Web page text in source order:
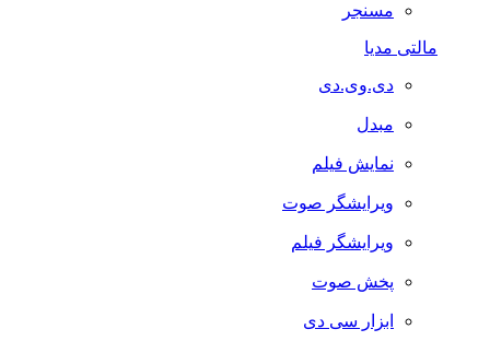
مسنجر
مالتی مدیا
دی.وی.دی
مبدل
نمایش فیلم
ویرایشگر صوت
ویرایشگر فیلم
پخش صوت
ابزار سی دی